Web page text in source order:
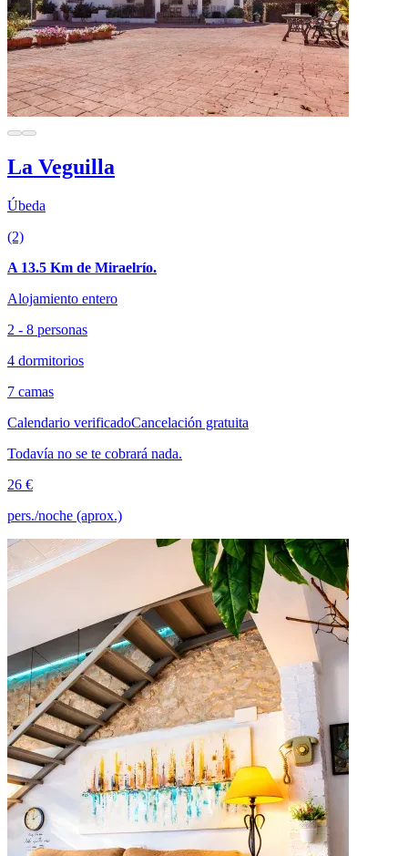
La Veguilla
Úbeda
(2)
A 13.5 Km de Miraelrío.
Alojamiento entero
2 - 8 personas
4 dormitorios
7 camas
Calendario verificadoCancelación gratuita
Todavía no se te cobrará nada.
26 €
pers./noche (aprox.)